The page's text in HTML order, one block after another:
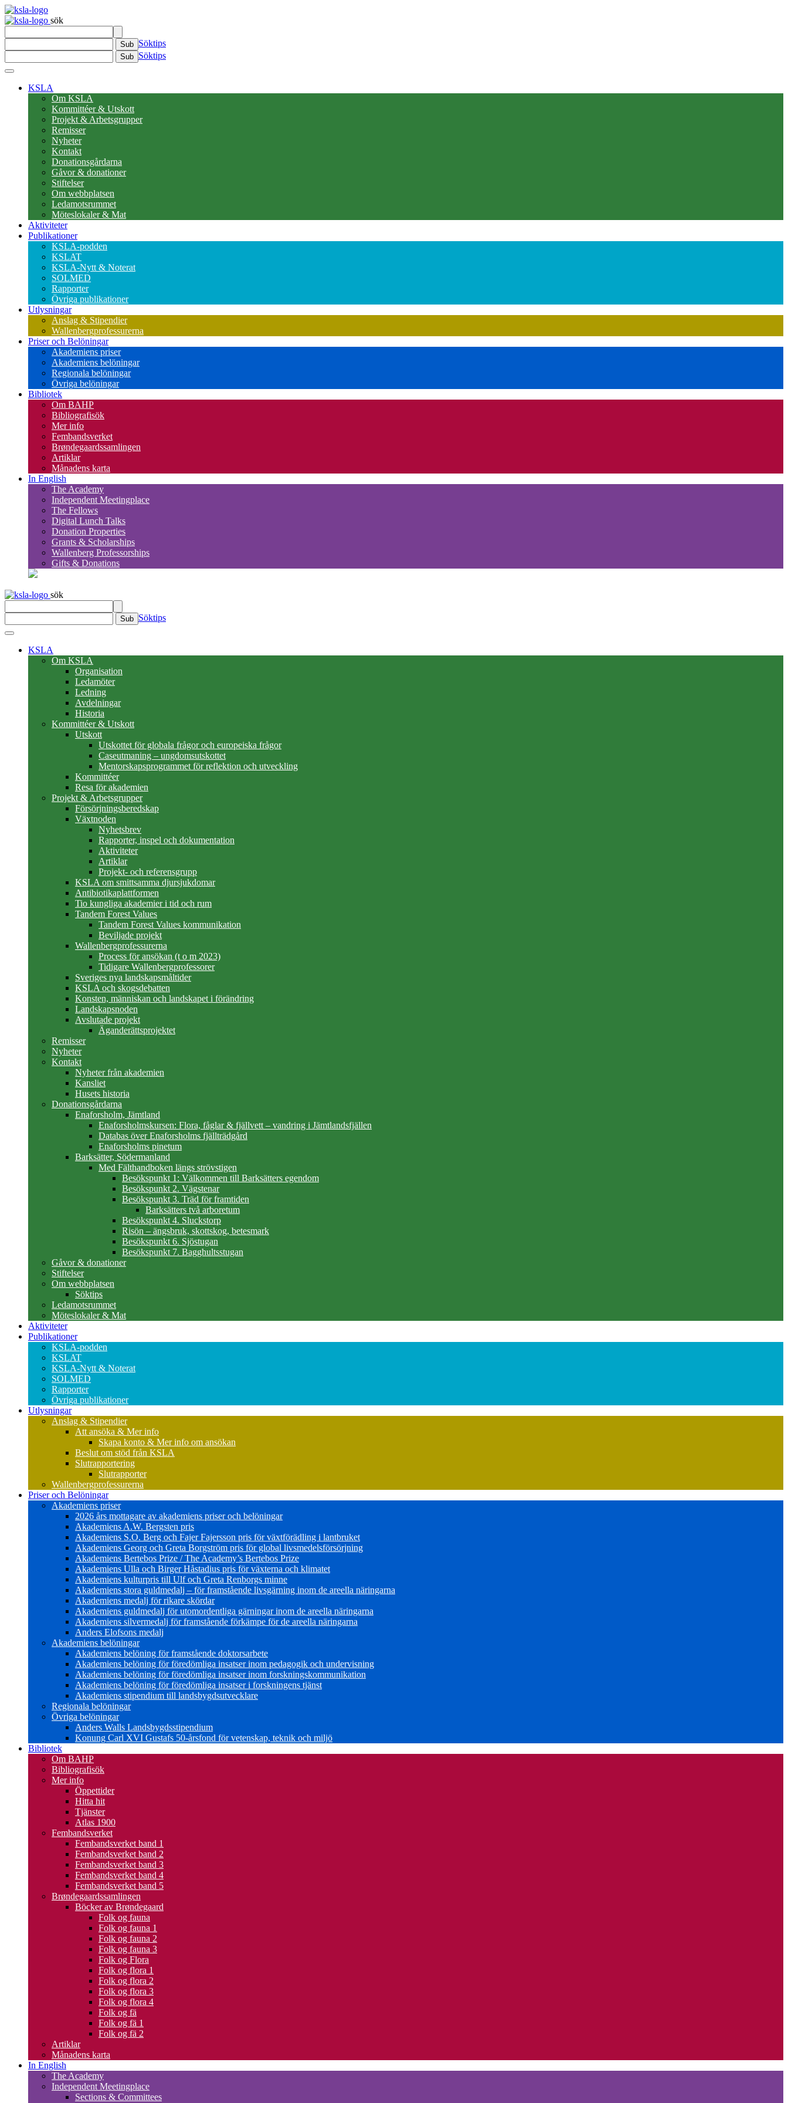
sök
Sub Söktips
Sub Söktips
KSLA
Om KSLA
Kommittéer & Utskott
Projekt & Arbetsgrupper
Remisser
Nyheter
Kontakt
Donationsgårdarna
Gåvor & donationer
Stiftelser
Om webbplatsen
Ledamotsrummet
Möteslokaler & Mat
Aktiviteter
Publikationer
KSLA-podden
KSLAT
KSLA-Nytt & Noterat
SOLMED
Rapporter
Övriga publikationer
Utlysningar
Anslag & Stipendier
Wallenbergprofessurerna
Priser och Belöningar
Akademiens priser
Akademiens belöningar
Regionala belöningar
Övriga belöningar
Bibliotek
Om BAHP
Bibliografisök
Mer info
Fembandsverket
Brøndegaardssamlingen
Artiklar
Månadens karta
In English
The Academy
Independent Meetingplace
The Fellows
Digital Lunch Talks
Donation Properties
Grants & Scholarships
Wallenberg Professorships
Gifts & Donations
sök
Sub Söktips
KSLA
Om KSLA
Organisation
Ledamöter
Ledning
Avdelningar
Historia
Kommittéer & Utskott
Utskott
Utskottet för globala frågor och europeiska frågor
Caseutmaning – ungdomsutskottet
Mentorskapsprogrammet för reflektion och utveckling
Kommittéer
Resa för akademien
Projekt & Arbetsgrupper
Försörjningsberedskap
Växtnoden
Nyhetsbrev
Rapporter, inspel och dokumentation
Aktiviteter
Artiklar
Projekt- och referensgrupp
KSLA om smittsamma djursjukdomar
Antibiotikaplattformen
Tio kungliga akademier i tid och rum
Tandem Forest Values
Tandem Forest Values kommunikation
Beviljade projekt
Wallenbergprofessurerna
Process för ansökan (t o m 2023)
Tidigare Wallenbergprofessorer
Sveriges nya landskapsmåltider
KSLA och skogsdebatten
Konsten, människan och landskapet i förändring
Landskapsnoden
Avslutade projekt
Äganderättsprojektet
Remisser
Nyheter
Kontakt
Nyheter från akademien
Kansliet
Husets historia
Donationsgårdarna
Enaforsholm, Jämtland
Enaforsholmskursen: Flora, fåglar & fjällvett – vandring i Jämtlandsfjällen
Databas över Enaforsholms fjällträdgård
Enaforsholms pinetum
Barksätter, Södermanland
Med Fälthandboken längs strövstigen
Besökspunkt 1: Välkommen till Barksätters egendom
Besökspunkt 2. Vägstenar
Besökspunkt 3. Träd för framtiden
Barksätters två arboretum
Besökspunkt 4. Sluckstorp
Risön – ängsbruk, skottskog, betesmark
Besökspunkt 6. Sjöstugan
Besökspunkt 7. Bagghultsstugan
Gåvor & donationer
Stiftelser
Om webbplatsen
Söktips
Ledamotsrummet
Möteslokaler & Mat
Aktiviteter
Publikationer
KSLA-podden
KSLAT
KSLA-Nytt & Noterat
SOLMED
Rapporter
Övriga publikationer
Utlysningar
Anslag & Stipendier
Att ansöka & Mer info
Skapa konto & Mer info om ansökan
Beslut om stöd från KSLA
Slutrapportering
Slutrapporter
Wallenbergprofessurerna
Priser och Belöningar
Akademiens priser
2026 års mottagare av akademiens priser och belöningar
Akademiens A.W. Bergsten pris
Akademiens S.O. Berg och Fajer Fajersson pris för växtförädling i lantbruket
Akademiens Georg och Greta Borgström pris för global livsmedelsförsörjning
Akademiens Bertebos Prize / The Academy’s Bertebos Prize
Akademiens Ulla och Birger Håstadius pris för växterna och klimatet
Akademiens kulturpris till Ulf och Greta Renborgs minne
Akademiens stora guldmedalj – för framstående livsgärning inom de areella näringarna
Akademiens medalj för rikare skördar
Akademiens guldmedalj för utomordentliga gärningar inom de areella näringarna
Akademiens silvermedalj för framstående förkämpe för de areella näringarna
Anders Elofsons medalj
Akademiens belöningar
Akademiens belöning för framstående doktorsarbete
Akademiens belöning för föredömliga insatser inom pedagogik och undervisning
Akademiens belöning för föredömliga insatser inom forskningskommunikation
Akademiens belöning för föredömliga insatser i forskningens tjänst
Akademiens stipendium till landsbygdsutvecklare
Regionala belöningar
Övriga belöningar
Anders Walls Landsbygdsstipendium
Konung Carl XVI Gustafs 50-årsfond för vetenskap, teknik och miljö
Bibliotek
Om BAHP
Bibliografisök
Mer info
Öppettider
Hitta hit
Tjänster
Atlas 1900
Fembandsverket
Fembandsverket band 1
Fembandsverket band 2
Fembandsverket band 3
Fembandsverket band 4
Fembandsverket band 5
Brøndegaardssamlingen
Böcker av Brøndegaard
Folk og fauna
Folk og fauna 1
Folk og fauna 2
Folk og fauna 3
Folk og Flora
Folk og flora 1
Folk og flora 2
Folk og flora 3
Folk og flora 4
Folk og fä
Folk og fä 1
Folk og fä 2
Artiklar
Månadens karta
In English
The Academy
Independent Meetingplace
Sections & Committees